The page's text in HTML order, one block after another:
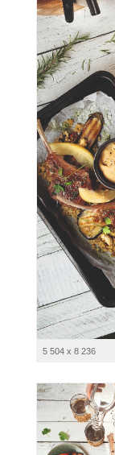
5 504 x 8 236